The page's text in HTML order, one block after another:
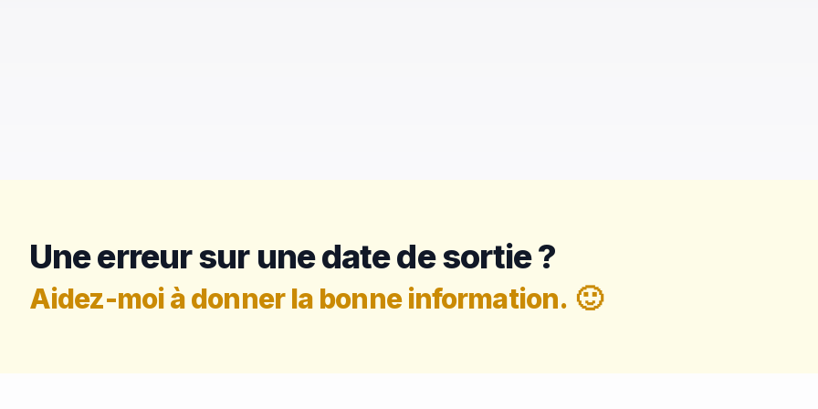
Une erreur sur une date de sortie ?
Aidez-moi à donner la bonne information. 🙂